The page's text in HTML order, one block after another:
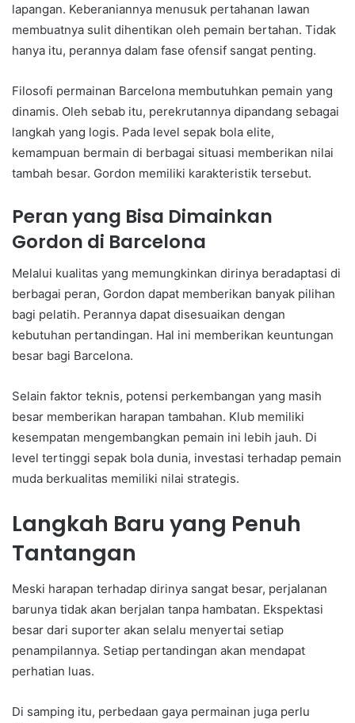
lapangan. Keberaniannya menusuk pertahanan lawan
membuatnya sulit dihentikan oleh pemain bertahan. Tidak
hanya itu, perannya dalam fase ofensif sangat penting.
Filosofi permainan Barcelona membutuhkan pemain yang
dinamis. Oleh sebab itu, perekrutannya dipandang sebagai
langkah yang logis. Pada level sepak bola elite,
kemampuan bermain di berbagai situasi memberikan nilai
tambah besar. Gordon memiliki karakteristik tersebut.
Peran yang Bisa Dimainkan
Gordon di Barcelona
Melalui kualitas yang memungkinkan dirinya beradaptasi di
berbagai peran, Gordon dapat memberikan banyak pilihan
bagi pelatih. Perannya dapat disesuaikan dengan
kebutuhan pertandingan. Hal ini memberikan keuntungan
besar bagi Barcelona.
Selain faktor teknis, potensi perkembangan yang masih
besar memberikan harapan tambahan. Klub memiliki
kesempatan mengembangkan pemain ini lebih jauh. Di
level tertinggi sepak bola dunia, investasi terhadap pemain
muda berkualitas memiliki nilai strategis.
Langkah Baru yang Penuh
Tantangan
Meski harapan terhadap dirinya sangat besar, perjalanan
barunya tidak akan berjalan tanpa hambatan. Ekspektasi
besar dari suporter akan selalu menyertai setiap
penampilannya. Setiap pertandingan akan mendapat
perhatian luas.
Di samping itu, perbedaan gaya permainan juga perlu